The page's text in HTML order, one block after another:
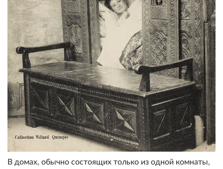
В домах, обычно состоящих только из одной комнаты,